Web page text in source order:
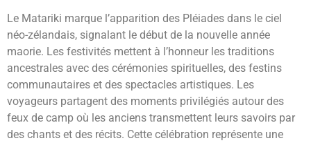
Le Matariki marque l’apparition des Pléiades dans le ciel
néo-zélandais, signalant le début de la nouvelle année
maorie. Les festivités mettent à l’honneur les traditions
ancestrales avec des cérémonies spirituelles, des festins
communautaires et des spectacles artistiques. Les
voyageurs partagent des moments privilégiés autour des
feux de camp où les anciens transmettent leurs savoirs par
des chants et des récits. Cette célébration représente une